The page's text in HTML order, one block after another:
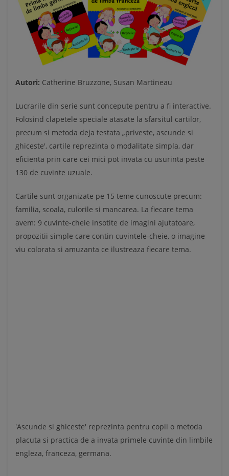
Autori: Catherine Bruzzone, Susan Martineau
Lucrarile din serie sunt concepute pentru a fi interactive.
Folosind clapetele speciale atasate la sfarsitul cartilor,
precum si metoda deja testata „priveste, ascunde si
ghiceste', cartile reprezinta o modalitate simpla, dar
eficienta prin care cei mici pot invata cu usurinta peste
130 de cuvinte uzuale.
Cartile sunt organizate pe 15 teme cunoscute precum:
familia, scoala, culorile si mancarea. La fiecare tema
avem: 9 cuvinte-cheie insotite de imagini ajutatoare,
propozitii simple care contin cuvintele-cheie, o imagine
viu colorata si amuzanta ce ilustreaza fiecare tema.
'Ascunde si ghiceste' reprezinta pentru copii o metoda
placuta si practica de a invata primele cuvinte din limbile
engleza, franceza, germana.